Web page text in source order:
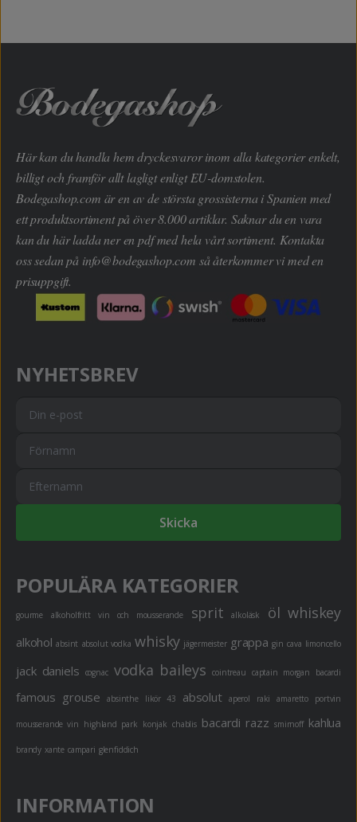
Här kan du handla hem dryckesvaror inom alla kategorier enkelt,
billigt och framför allt lagligt enligt EU-domstolen.
Bodegashop.com är en av de största grossisterna i Spanien med
ett produktsortiment på över 8.000 artiklar. Saknar du en vara
kan du här ladda ner en pdf med hela vårt sortiment. Kontakta
oss sedan på info@bodegashop.com så återkommer vi med en
prisuppgift.
NYHETSBREV
Skicka
POPULÄRA KATEGORIER
gourme alkoholfritt vin och mousserande sprit alkoläsk öl whiskey
alkohol absint absolut vodka whisky jägermeister grappa gin cava limoncello
jack daniels cognac vodka baileys cointreau captain morgan bacardi
famous grouse absinthe likör 43 absolut aperol raki amaretto portvin
mousserande vin highland park konjak chablis bacardi razz smirnoff kahlua
brandy xante campari glenfiddich
INFORMATION